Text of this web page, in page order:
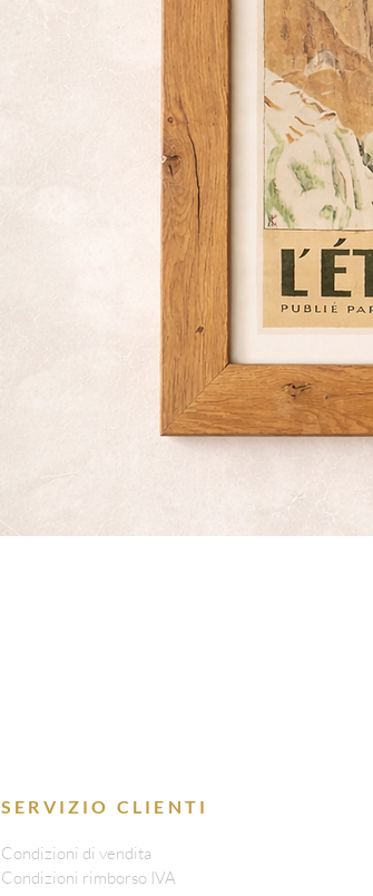
SERVIZIO CLIENTI
Condizioni di vendita
Condizioni rimborso IVA